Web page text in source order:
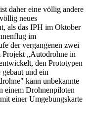
daher eine völlig andere
neues
als das IPH im Oktober
im
der vergangenen zwei
Projekt „Autodrohne in
den Prototypen
und ein
kann unbekannte
einem Drohnenpiloten
einer Umgebungskarte